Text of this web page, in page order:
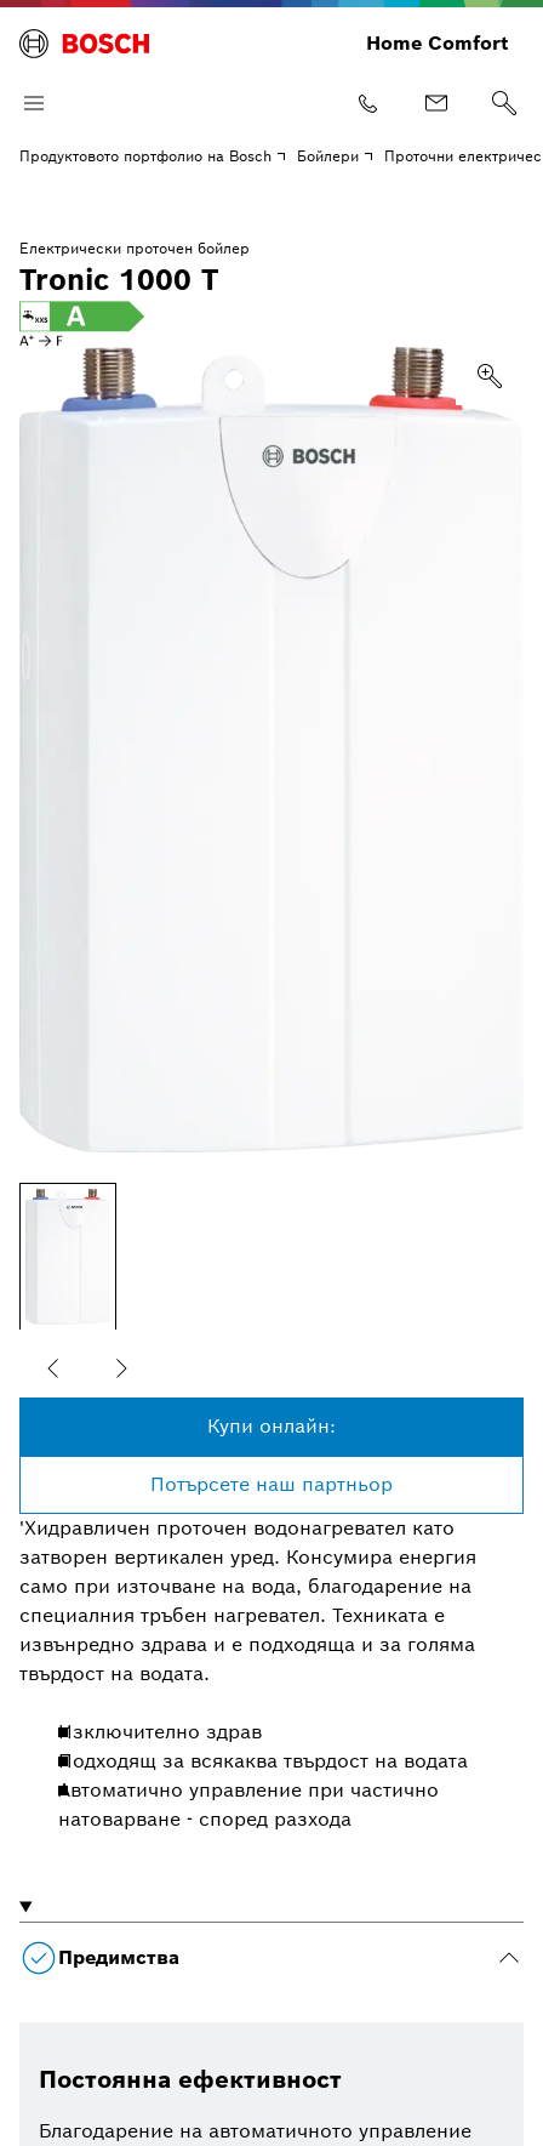
Home Comfort
Продуктовото портфолио на Bosch Бойлери Проточни
Електрически проточен бойлер
Tronic 1000 T
Купи онлайн:
Потърсете наш партньор
'Хидравличен проточен водонагревател като
затворен вертикален уред. Консумира енергия
само при източване на вода, благодарение на
специалния тръбен нагревател. Техниката е
извънредно здрава и е подходяща и за голяма
твърдост на водата.
Изключително здрав
Подходящ за всякаква твърдост на водата
Автоматично управление при частично
натоварване - според разхода
Предимства
Постоянна ефективност
Благодарение на автоматичното управление